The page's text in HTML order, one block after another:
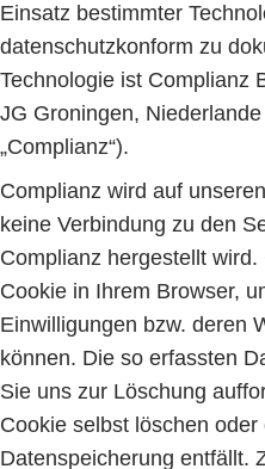
Einsatz bestimmter
datenschutzkonform zu
Technologie ist Complianz
JG Groningen,
„Complianz“).
Complianz wird auf
keine Verbindung zu den
Complianz hergestellt
Cookie in Ihrem Browser,
Einwilligungen bzw. deren
können. Die so erfassten
Sie uns zur Löschung
Cookie selbst löschen
Datenspeicherung entfällt.